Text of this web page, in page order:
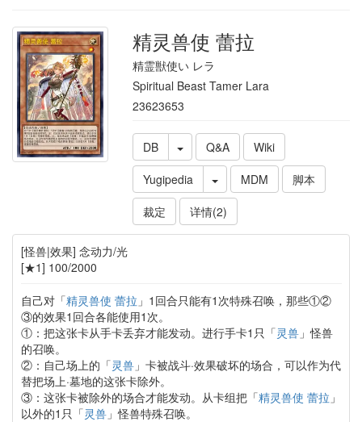
精灵兽使 蕾拉
精霊獣使い レラ
Spiritual Beast Tamer Lara
23623653
DB Q&A
Wiki
Yugipedia
MDM
脚本
裁定
详情(2)
[怪兽|效果] 念动力/光
[★1] 100/2000
自己对「精灵兽使 蕾拉 」1回合只能有1次特殊召唤，那些①②
③的效果1回合各能使用1次。
①：把这张卡从手卡丢弃才能发动。进行手卡1只「灵兽」怪兽
的召唤。
②：自己场上的「灵兽」卡被战斗·效果破坏的场合，可以作为代
替把场上·墓地的这张卡除外。
③：这张卡被除外的场合才能发动。从卡组把「精灵兽使 蕾拉 」
以外的1只「灵兽」怪兽特殊召唤。